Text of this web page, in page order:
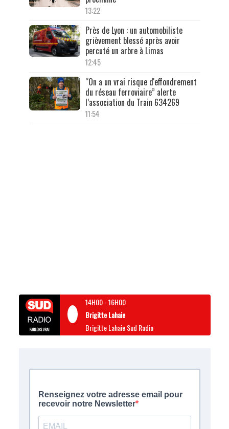
13:22
Près de Lyon : un automobiliste
grièvement blessé après avoir
percuté un arbre à Limas
12:45
“On a un vrai risque d'effondrement
du réseau ferroviaire” alerte
l’association du Train 634269
11:54
14H00-16H00
Brigitte Lahaie
Brigitte Lahaie Sud Radio